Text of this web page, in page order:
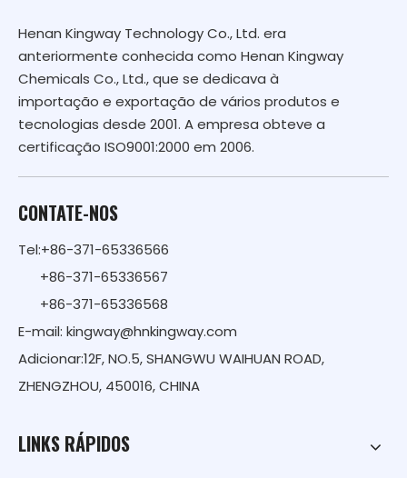
Henan Kingway Technology Co., Ltd. era
anteriormente conhecida como Henan Kingway
Chemicals Co., Ltd., que se dedicava à
importação e exportação de vários produtos e
tecnologias desde 2001. A empresa obteve a
certificação ISO9001:2000 em 2006.
CONTATE-NOS
Tel:+86-371-65336566
+86-371-65336567
+86-371-65336568
E-mail: kingway@hnkingway.com
Adicionar:12F, NO.5, SHANGWU WAIHUAN ROAD,
ZHENGZHOU, 450016, CHINA
LINKS RÁPIDOS